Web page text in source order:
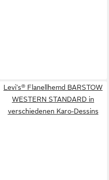
Levi's® Flanellhemd BARSTOW
WESTERN STANDARD in
verschiedenen Karo-Dessins